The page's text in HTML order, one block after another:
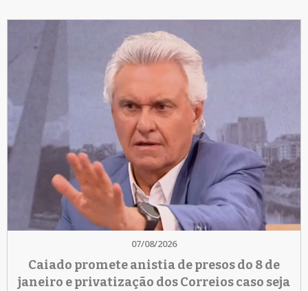
07/08/2026
Caiado promete anistia de presos do 8 de
janeiro e privatização dos Correios caso seja